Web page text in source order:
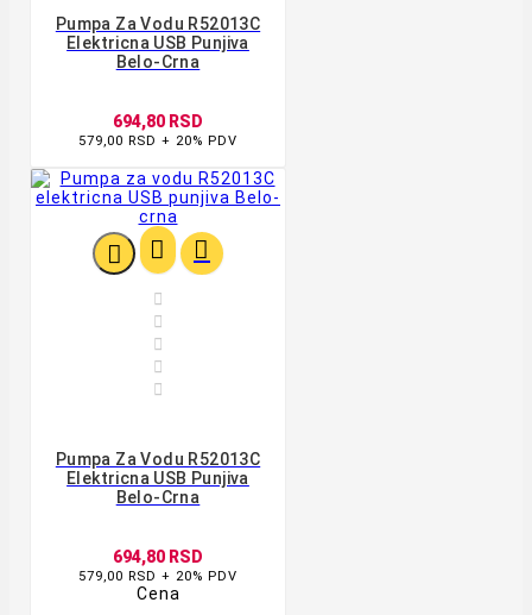
Pumpa Za Vodu R52013C
Elektricna USB Punjiva
Belo-Crna
694,80 RSD
579,00 RSD + 20% PDV
  





Pumpa Za Vodu R52013C
Elektricna USB Punjiva
Belo-Crna
694,80 RSD
579,00 RSD + 20% PDV
Cena